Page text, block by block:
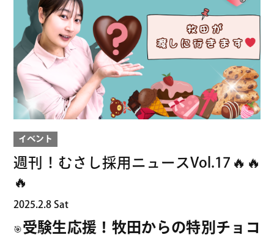
用
イ
ト
イベント
週刊！むさし採用ニュースVol.17🔥🔥
🔥
2025.2.8 Sat
🎯 受験生応援！牧田からの特別チョコ